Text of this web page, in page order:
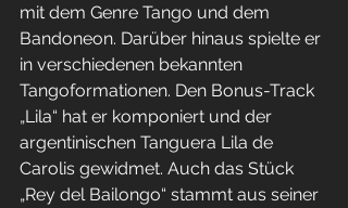
mit dem Genre Tango und dem
Bandoneon. Darüber hinaus spielte er
in verschiedenen bekannten
Tangoformationen. Den Bonus-Track
„Lila“ hat er komponiert und der
argentinischen Tanguera Lila de
Carolis gewidmet. Auch das Stück
„Rey del Bailongo“ stammt aus seiner